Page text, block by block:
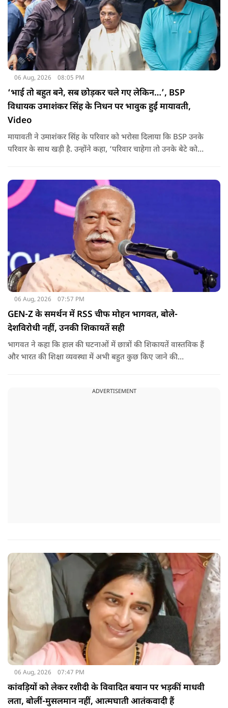
06 Aug, 2026 08:05 PM
‘भाई तो बहुत बने, सब छोड़कर चले गए लेकिन…’, BSP
विधायक उमाशंकर सिंह के निधन पर भावुक हुईं मायावती,
Video
मायावती ने उमाशंकर सिंह के परिवार को भरोसा दिलाया कि BSP उनके
परिवार के साथ खड़ी है. उन्होंने कहा, ‘परिवार चाहेगा तो उनके बेटे को
06 Aug, 2026 07:57 PM
GEN-Z के समर्थन में RSS चीफ मोहन भागवत, बोले-
देशविरोधी नहीं, उनकी शिकायतें सही
भागवत ने कहा कि हाल की घटनाओं में छात्रों की शिकायतें वास्तविक हैं
और भारत की शिक्षा व्यवस्था में अभी बहुत कुछ किए जाने की
ADVERTISEMENT
06 Aug, 2026 07:47 PM
कांवड़ियों को लेकर रशीदी के विवादित बयान पर भड़कीं माधवी
लता, बोलीं-मुसलमान नहीं, आत्मघाती आतंकवादी हैं